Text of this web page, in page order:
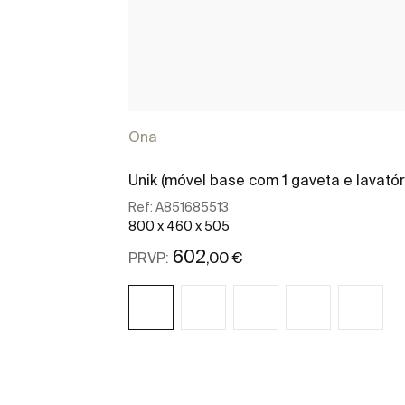
Ona
Unik (móvel base com 1 gaveta e
Ref: A851685513
800 x 460 x 505
PRVP: 602 ,00 €